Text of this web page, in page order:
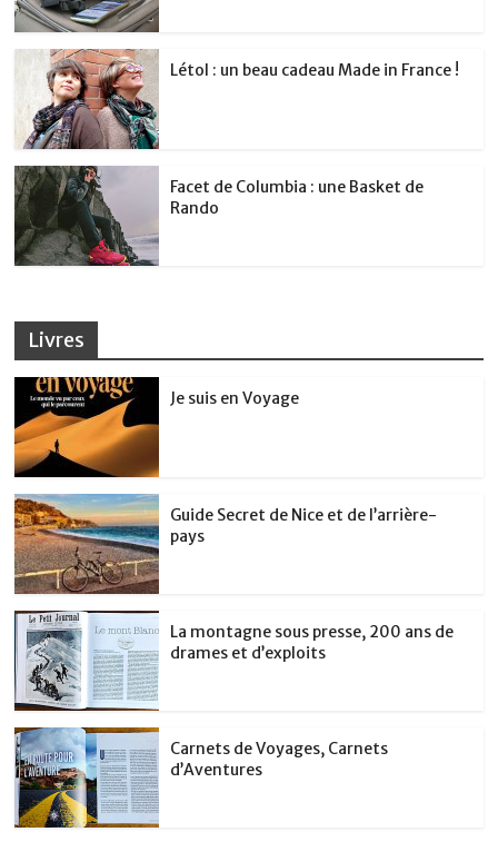
Létol : un beau cadeau Made in France !
Facet de Columbia : une Basket de
Rando
Livres
Je suis en Voyage
Guide Secret de Nice et de l’arrière-
pays
La montagne sous presse, 200 ans de
drames et d’exploits
Carnets de Voyages, Carnets
d’Aventures